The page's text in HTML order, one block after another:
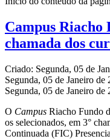
Campus Riacho
chamada dos
Criado: Segunda, 05 de
Segunda, 05 de Janeiro de
Segunda, 05 de Janeiro de
O Campus Riacho Fundo
os selecionados, em 3°
Continuada (FIC)